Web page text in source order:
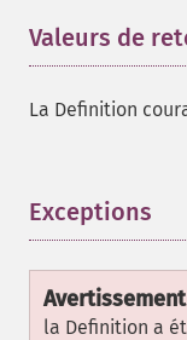
Valeurs de
La Definition
Exceptions
Avertissement
la Definition a